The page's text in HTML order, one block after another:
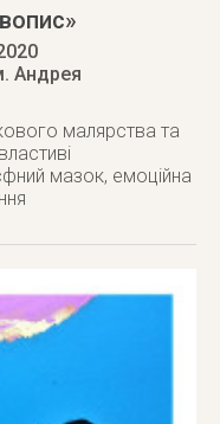
Андрея
малярства та
мазок, емоційна